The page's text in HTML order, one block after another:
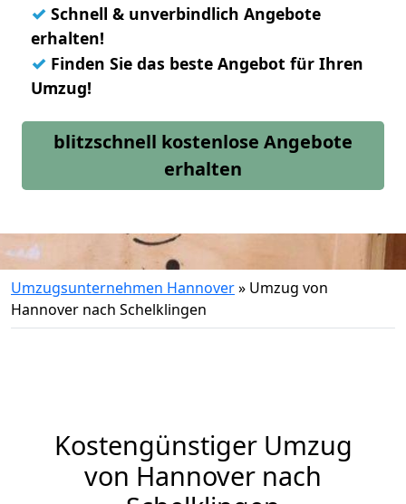
✓ Schnell & unverbindlich Angebote
erhalten!
✓ Finden Sie das beste Angebot für Ihren
Umzug!
blitzschnell kostenlose Angebote
erhalten
Umzugsunternehmen Hannover» Umzug von
Hannover nach Schelklingen
Kostengünstiger Umzug
von Hannover nach